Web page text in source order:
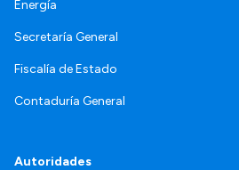
Energía
Secretaría General
Fiscalía de Estado
Contaduría General
Autoridades